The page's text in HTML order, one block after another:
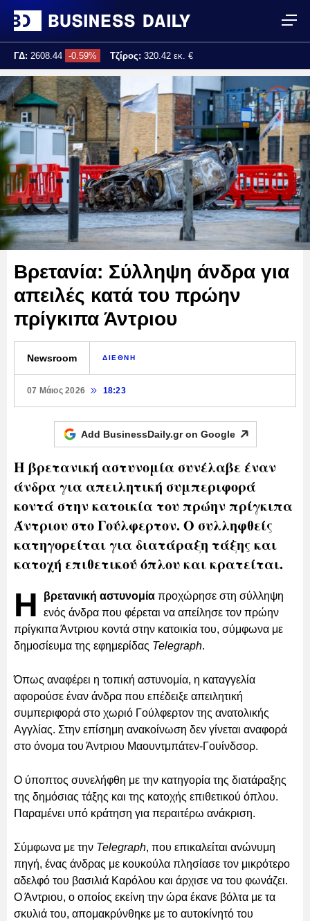
ΓΔ: 2608.44 -0.59% Τζίρος: 320.42 εκ. €
Τελ. ενημέρωση: 17:25:02
Βρετανία: Σύλληψη άνδρα για
απειλές κατά του πρώην
πρίγκιπα Άντριου
Newsroom ΔΙΕΘΝΗ
07 Μάιος 2026 18:23
Add BusinessDaily.gr on Google
Η βρετανική αστυνομία συνέλαβε έναν
άνδρα για απειλητική συμπεριφορά
κοντά στην κατοικία του πρώην πρίγκιπα
Άντριου στο Γούλφερτον. Ο συλληφθείς
κατηγορείται για διατάραξη τάξης και
κατοχή επιθετικού όπλου και κρατείται.
Η βρετανική αστυνομία προχώρησε στη σύλληψη
ενός άνδρα που φέρεται να απείλησε τον πρώην
πρίγκιπα Άντριου κοντά στην κατοικία του, σύμφωνα με
δημοσίευμα της εφημερίδας Telegraph.
Όπως αναφέρει η τοπική αστυνομία, η καταγγελία
αφορούσε έναν άνδρα που επέδειξε απειλητική
συμπεριφορά στο χωριό Γούλφερτον της ανατολικής
Αγγλίας. Στην επίσημη ανακοίνωση δεν γίνεται αναφορά
στο όνομα του Άντριου Μαουντμπάτεν-Γουίνδσορ.
Ο ύποπτος συνελήφθη με την κατηγορία της διατάραξης
της δημόσιας τάξης και της κατοχής επιθετικού όπλου.
Παραμένει υπό κράτηση για περαιτέρω ανάκριση.
Σύμφωνα με την Telegraph, που επικαλείται ανώνυμη
πηγή, ένας άνδρας με κουκούλα πλησίασε τον μικρότερο
αδελφό του βασιλιά Καρόλου και άρχισε να του φωνάζει.
Ο Άντριου, ο οποίος εκείνη την ώρα έκανε βόλτα με τα
σκυλιά του, απομακρύνθηκε με το αυτοκίνητό του